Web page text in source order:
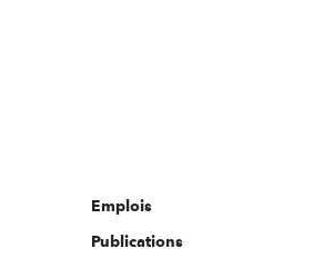
Emplois
Publications